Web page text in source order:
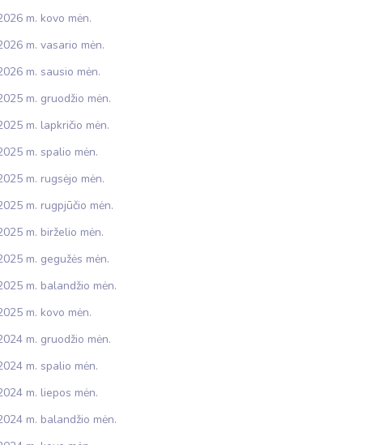
m. kovo mėn.
m. vasario mėn.
m. sausio mėn.
m. gruodžio mėn.
m. lapkričio mėn.
m. spalio mėn.
m. rugsėjo mėn.
m. rugpjūčio mėn.
m. birželio mėn.
m. gegužės mėn.
m. balandžio mėn.
m. kovo mėn.
m. gruodžio mėn.
m. spalio mėn.
m. liepos mėn.
m. balandžio mėn.